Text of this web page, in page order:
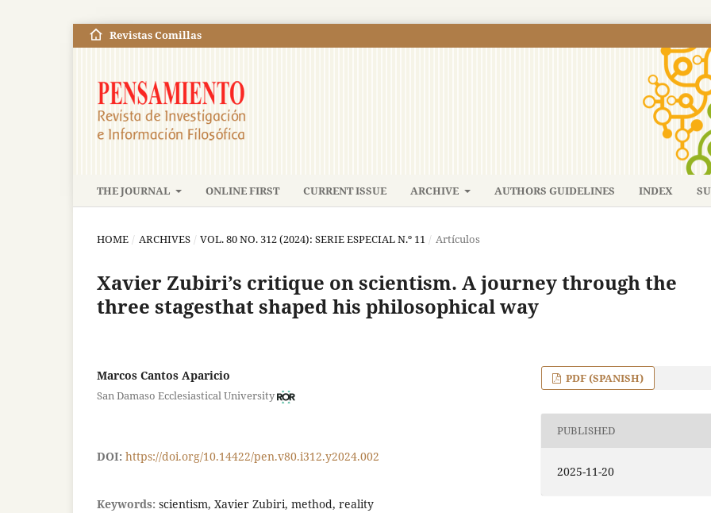
THE JOURNAL ONLINE FIRST CURRENT ISSUE ARCHIVE AUTHORS GUIDELINES INDEX
Revistas Comillas
HOME / ARCHIVES / VOL. 80 NO. 312 (2024): SERIE ESPECIAL N.º 11 / Artículos
Xavier Zubiri’s critique on scientism. A journey through the
three stagesthat shaped his philosophical way
Marcos Cantos Aparicio
San Damaso Ecclesiastical University
DOI: https://doi.org/10.14422/pen.v80.i312.y2024.002
Keywords: scientism, Xavier Zubiri, method, reality
PDF (SPANISH)
PUBLISHED
2025-11-20